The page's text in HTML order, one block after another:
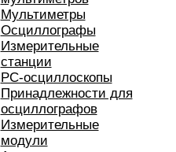
Мультиметры
Осциллографы
Измерительные
станции
РС-осциллоскопы
Принадлежности для
осциллографов
Измерительные
модули